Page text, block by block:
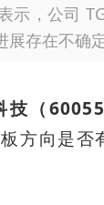
示，公司
存在不确定
技（
方向是否